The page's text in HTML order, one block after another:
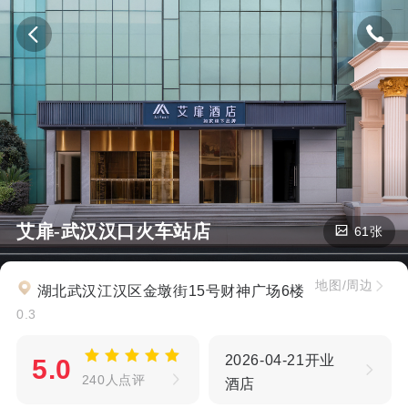
艾扉-武汉汉口火车站店 61张
湖北武汉江汉区金墩街15号财神广场6楼
0.3
地图/周边
5.0 240人点评
2026-04-21开业
酒店